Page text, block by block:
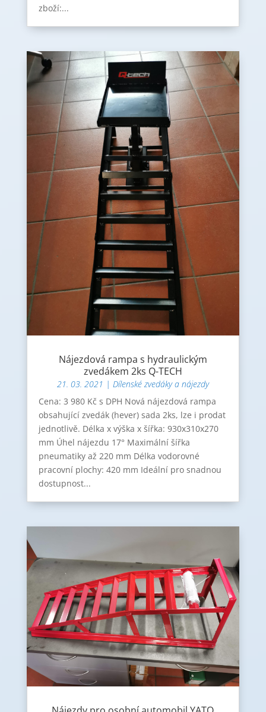
zboží:...
Nájezdová rampa s hydraulickým
zvedákem 2ks Q-TECH
21. 03. 2021 | Dílenské zvedáky a nájezdy
Cena: 3 980 Kč s DPH Nová nájezdová rampa
obsahující zvedák (hever) sada 2ks, lze i prodat
jednotlivě. Délka x výška x šířka: 930x310x270
mm Úhel nájezdu 17° Maximální šířka
pneumatiky až 220 mm Délka vodorovné
pracovní plochy: 420 mm Ideální pro snadnou
dostupnost...